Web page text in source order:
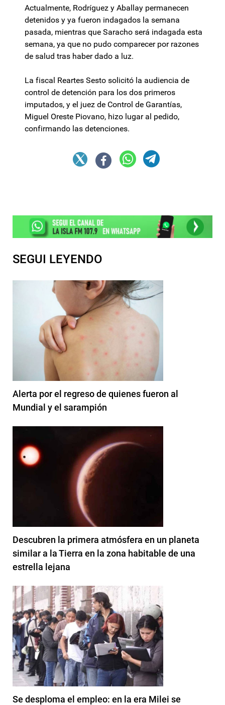
Actualmente, Rodríguez y Aballay permanecen
detenidos y ya fueron indagados la semana
pasada, mientras que Saracho será indagada esta
semana, ya que no pudo comparecer por razones
de salud tras haber dado a luz.
La fiscal Reartes Sesto solicitó la audiencia de
control de detención para los dos primeros
imputados, y el juez de Control de Garantías,
Miguel Oreste Piovano, hizo lugar al pedido,
confirmando las detenciones.
SEGUI LEYENDO
Alerta por el regreso de quienes fueron al
Mundial y el sarampión
Descubren la primera atmósfera en un planeta
similar a la Tierra en la zona habitable de una
estrella lejana
Se desploma el empleo: en la era Milei se